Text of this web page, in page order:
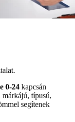
0-24 kapcsán
típusú,
segítenek